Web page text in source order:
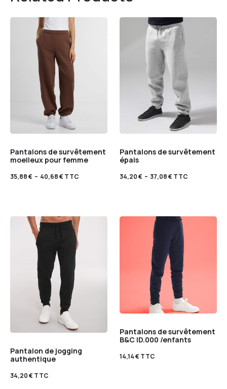
Pantalons de survêtement
moelleux pour femme
35,88€ – 40,68€TTC
Pantalons de survêtement
épais
34,20€ – 37,08€TTC
Pantalon de jogging
authentique
34,20€TTC
Pantalons de survêtement
B&C ID.000 /enfants
14,14€TTC